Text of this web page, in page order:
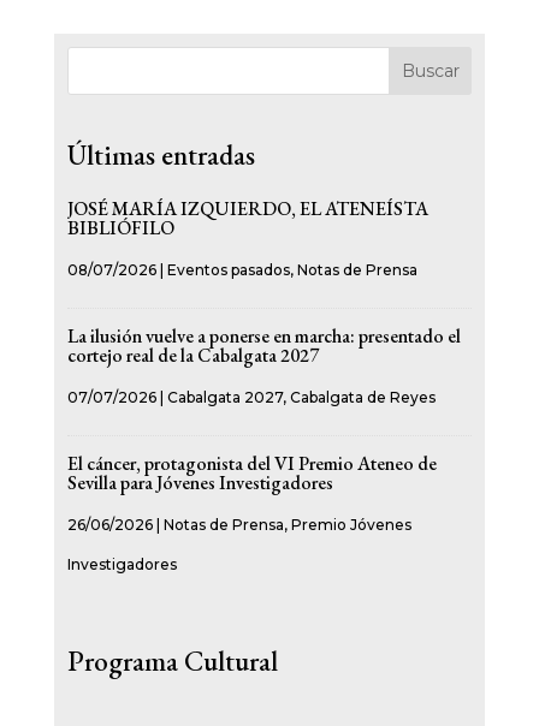
Buscar
Últimas entradas
JOSÉ MARÍA IZQUIERDO, EL ATENEÍSTA
BIBLIÓFILO
08/07/2026| Eventos pasados, Notas de Prensa
La ilusión vuelve a ponerse en marcha: presentado el
cortejo real de la Cabalgata 2027
07/07/2026| Cabalgata 2027, Cabalgata de Reyes
El cáncer, protagonista del VI Premio Ateneo de
Sevilla para Jóvenes Investigadores
26/06/2026| Notas de Prensa, Premio Jóvenes
Investigadores
Programa Cultural